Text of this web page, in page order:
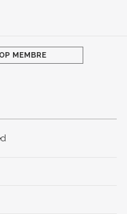
MEMBRE